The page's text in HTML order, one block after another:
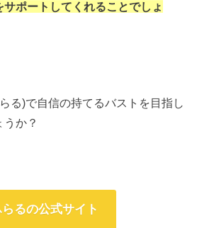
ポートしてくれることでしょ
る)で自信の持てるバストを目指し
か？
るの公式サイト